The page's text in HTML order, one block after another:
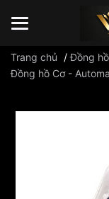
Trang chủ /Đồng
Đồng hồ Cơ -